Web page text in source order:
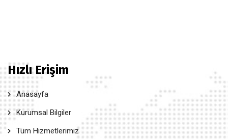
Hızlı Erişim
Anasayfa
Kurumsal Bilgiler
Tüm Hizmetlerimiz